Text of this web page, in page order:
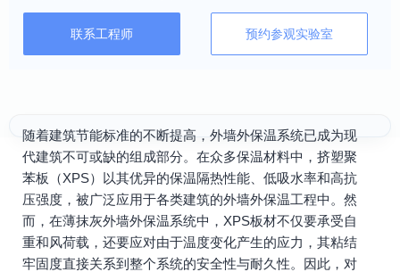
联系工程师 预约参观实验室
随着建筑节能标准的不断提高，外墙外保温系统已成为现
代建筑不可或缺的组成部分。在众多保温材料中，挤塑聚
苯板（XPS）以其优异的保温隔热性能、低吸水率和高抗
压强度，被广泛应用于各类建筑的外墙外保温工程中。然
而，在薄抹灰外墙外保温系统中，XPS板材不仅要承受自
重和风荷载，还要应对由于温度变化产生的应力，其粘结
牢固度直接关系到整个系统的安全性与耐久性。因此，对